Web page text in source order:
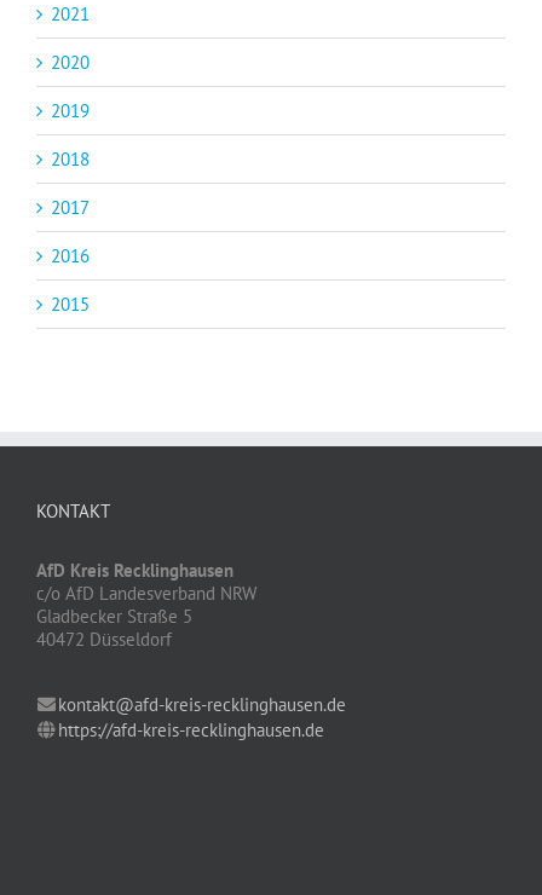
2021
2020
2019
2018
2017
2016
2015
KONTAKT
AfD Kreis Recklinghausen
c/o AfD Landesverband NRW
Gladbecker Straße 5
40472 Düsseldorf
kontakt@afd-kreis-recklinghausen.de
https://afd-kreis-recklinghausen.de